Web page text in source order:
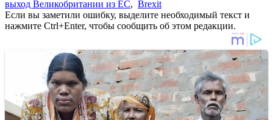
выход Великобритании из ЕС, Brexit
Если вы заметили ошибку, выделите необходимый текст и
нажмите Ctrl+Enter, чтобы сообщить об этом редакции.